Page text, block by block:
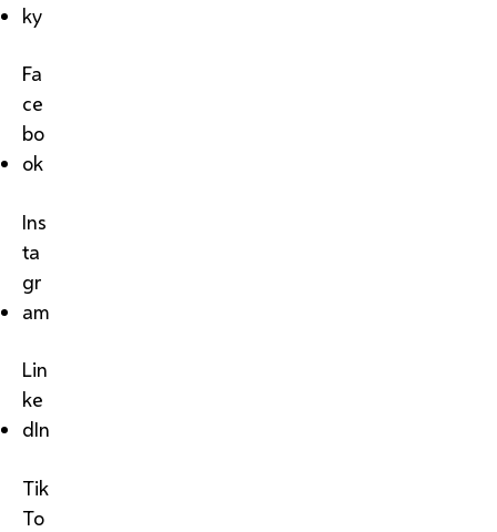
ky
Fa
ce
bo
ok
Ins
ta
gr
am
Lin
ke
dIn
Tik
To